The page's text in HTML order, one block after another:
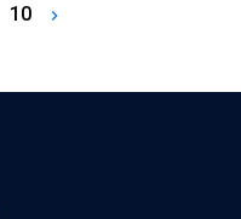
10 keyboard_arrow_right